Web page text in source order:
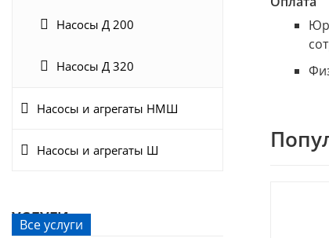
Насосы Д 200
Насосы Д 320
Насосы и агрегаты НМШ
Насосы и агрегаты Ш
УСЛУГИ
Все услуги